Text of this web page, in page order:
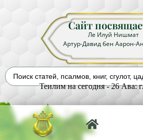
Сайт
Ле Илуй Нишмат
Артур-Давид бен Аарон-